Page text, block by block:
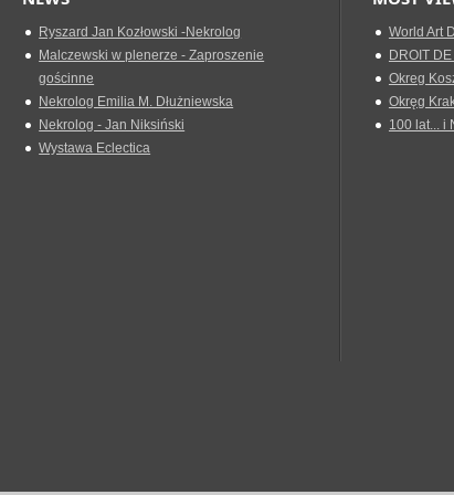
Ryszard Jan Kozłowski -Nekrolog
Malczewski w plenerze - Zaproszenie
gościnne
Nekrolog Emilia M. Dłużniewska
Nekrolog - Jan Niksiński
Wystawa Eclectica
World Art
DROIT
Okreg
Okręg
100 lat... i